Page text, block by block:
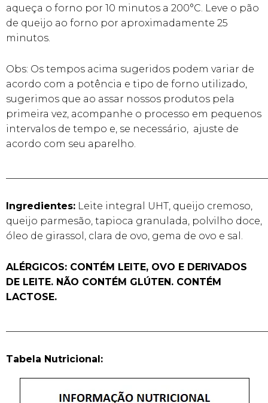
aqueça o forno por 10 minutos a 200°C. Leve o pão
de queijo ao forno por aproximadamente 25
minutos.
Obs: Os tempos acima sugeridos podem variar de
acordo com a potência e tipo de forno utilizado,
sugerimos que ao assar nossos produtos pela
primeira vez, acompanhe o processo em pequenos
intervalos de tempo e, se necessário, ajuste de
acordo com seu aparelho.
Ingredientes: Leite integral UHT, queijo cremoso,
queijo parmesão, tapioca granulada, polvilho doce,
óleo de girassol, clara de ovo, gema de ovo e sal.
ALÉRGICOS: CONTÉM LEITE, OVO E DERIVADOS
DE LEITE. NÃO CONTÉM GLÚTEN. CONTÉM
LACTOSE.
Tabela Nutricional: